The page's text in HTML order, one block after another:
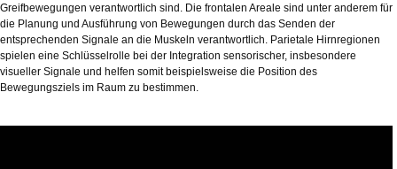
Greifbewegungen verantwortlich sind. Die frontalen Areale sind unter anderem für
die Planung und Ausführung von Bewegungen durch das Senden der
entsprechenden Signale an die Muskeln verantwortlich. Parietale Hirnregionen
spielen eine Schlüsselrolle bei der Integration sensorischer, insbesondere
visueller Signale und helfen somit beispielsweise die Position des
Bewegungsziels im Raum zu bestimmen.